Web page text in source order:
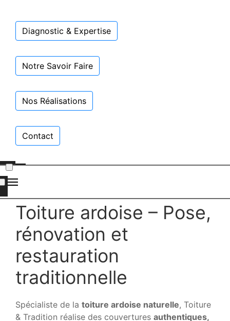
Diagnostic & Expertise
Notre Savoir Faire
Nos Réalisations
Contact
Toiture ardoise – Pose,
rénovation et
restauration
traditionnelle
Spécialiste de la toiture ardoise naturelle, Toiture
& Tradition réalise des couvertures authentiques,